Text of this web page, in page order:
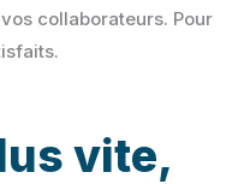
collaborateurs. Pour
vite,